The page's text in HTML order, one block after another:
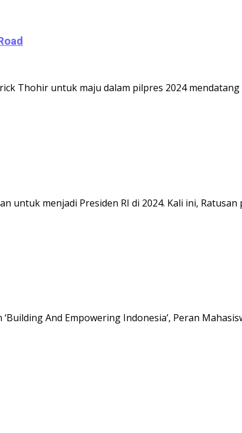
Thohir untuk maju dalam pilpres 2024
untuk menjadi Presiden RI di 2024. Kali ini,
And Empowering Indonesia’, Peran